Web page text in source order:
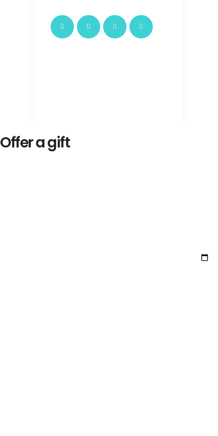
Offer a gift